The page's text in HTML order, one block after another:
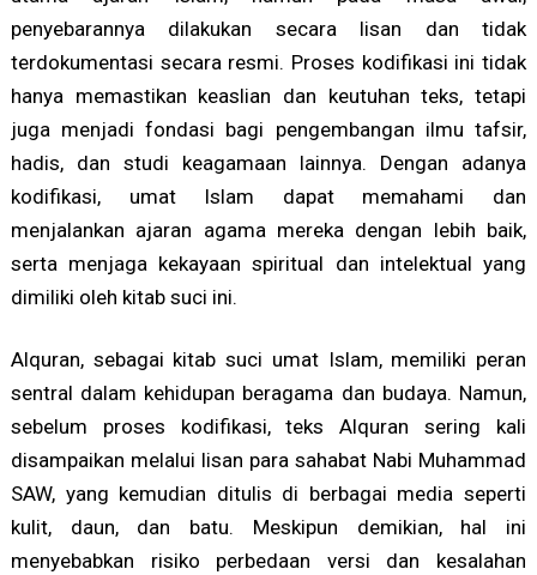
penyebarannya dilakukan secara lisan dan tidak
terdokumentasi secara resmi. Proses kodifikasi ini tidak
hanya memastikan keaslian dan keutuhan teks, tetapi
juga menjadi fondasi bagi pengembangan ilmu tafsir,
hadis, dan studi keagamaan lainnya. Dengan adanya
kodifikasi, umat Islam dapat memahami dan
menjalankan ajaran agama mereka dengan lebih baik,
serta menjaga kekayaan spiritual dan intelektual yang
dimiliki oleh kitab suci ini.
Alquran, sebagai kitab suci umat Islam, memiliki peran
sentral dalam kehidupan beragama dan budaya. Namun,
sebelum proses kodifikasi, teks Alquran sering kali
disampaikan melalui lisan para sahabat Nabi Muhammad
SAW, yang kemudian ditulis di berbagai media seperti
kulit, daun, dan batu. Meskipun demikian, hal ini
menyebabkan risiko perbedaan versi dan kesalahan